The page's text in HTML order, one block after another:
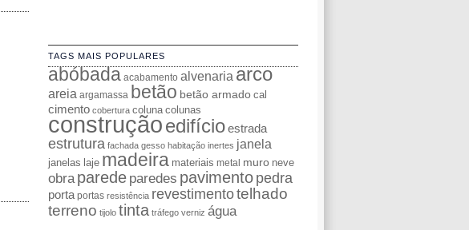
TAGS MAIS POPULARES
abóbada acabamento alvenariaarco
areia argamassa betão betão armado cal
cimento cobertura coluna colunas
construçãoedifício estrada
estrutura fachada gesso habitação inertes janela
janelas laje madeira materiais metal muro neve
obra parede paredes pavimento pedra
porta portas resistência revestimentotelhado
terreno tijolo tinta tráfego verniz água